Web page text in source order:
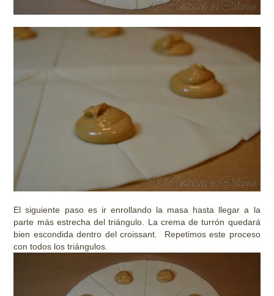
El siguiente paso es ir enrollando la masa hasta llegar a la
parte más estrecha del triángulo. La crema de turrón quedará
bien escondida dentro del croissant. Repetimos este proceso
con todos los triángulos.